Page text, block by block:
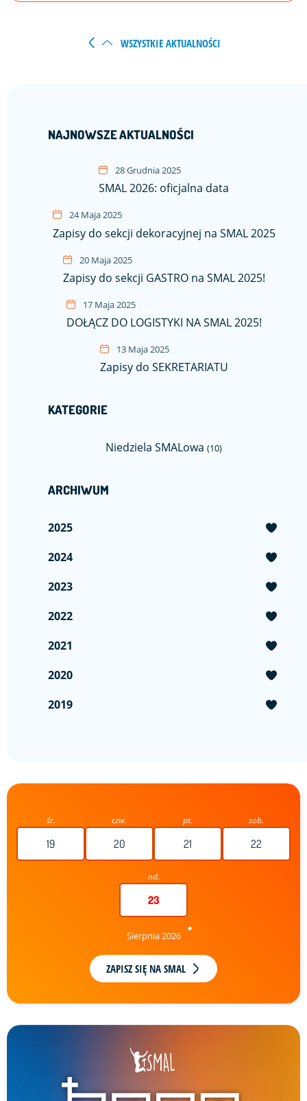
WSZYSTKIE AKTUALNOŚCI
NAJNOWSZE AKTUALNOŚCI
28 Grudnia 2025
SMAL 2026: oficjalna data
24 Maja 2025
Zapisy do sekcji dekoracyjnej na SMAL 2025
20 Maja 2025
Zapisy do sekcji GASTRO na SMAL 2025!
17 Maja 2025
DOŁĄCZ DO LOGISTYKI NA SMAL 2025!
13 Maja 2025
Zapisy do SEKRETARIATU
KATEGORIE
Niedziela SMALowa (10)
ARCHIWUM
2025
2024
2023
2022
2021
2020
2019
śr.
19
czw.
20
pt.
21
sob.
22
nd.
23
Sierpnia 2026
ZAPISZ SIĘ NA SMAL